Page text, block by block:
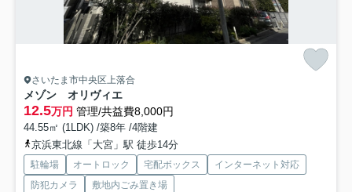
さいたま市中央区上落合
メゾン オリヴィエ
12.5万円 管理/共益費8,000円
44.55㎡ (1LDK) /築8年 /4階建
京浜東北線「大宮」駅 徒歩14分
駐輪場 オートロック 宅配ボックス
インターネット対応
防犯カメラ
敷地内ごみ置き場